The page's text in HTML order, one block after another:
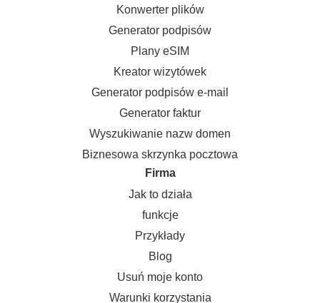
Konwerter plików
Generator podpisów
Plany eSIM
Kreator wizytówek
Generator podpisów e-mail
Generator faktur
Wyszukiwanie nazw domen
Biznesowa skrzynka pocztowa
Firma
Jak to działa
funkcje
Przykłady
Blog
Usuń moje konto
Warunki korzystania